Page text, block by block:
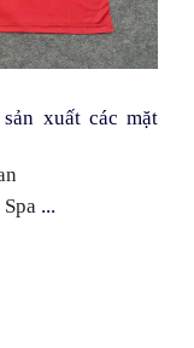
xuất các mặt
...